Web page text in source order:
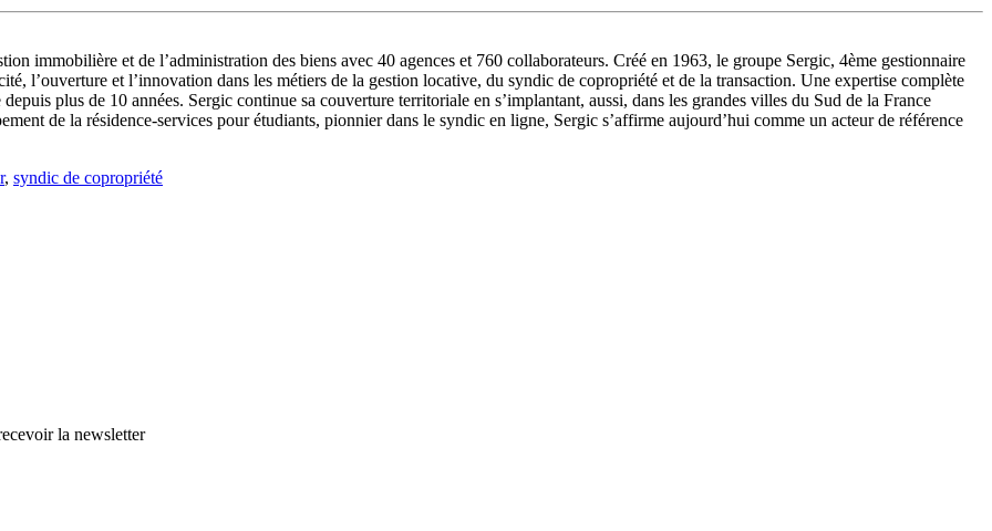
immobilière et de l’administration des biens avec 40 agences et 760 collaborateurs. Créé en 1963, le groupe Sergic, 4ème gestionnaire
l’ouverture et l’innovation dans les métiers de la gestion locative, du syndic de copropriété et de la transaction. Une expertise complète
plus de 10 années. Sergic continue sa couverture territoriale en s’implantant, aussi, dans les grandes villes du Sud de la France
de la résidence-services pour étudiants, pionnier dans le syndic en ligne, Sergic s’affirme aujourd’hui comme un acteur de référence
, syndic de copropriété
la newsletter